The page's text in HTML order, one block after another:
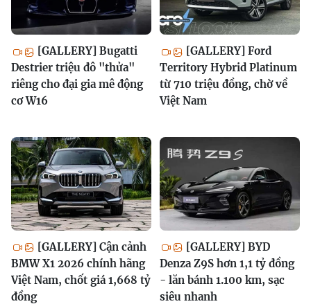
[GALLERY] Bugatti
Destrier triệu đô "thửa"
riêng cho đại gia mê động
cơ W16
[GALLERY] Ford
Territory Hybrid Platinum
từ 710 triệu đồng, chờ về
Việt Nam
[GALLERY] Cận cảnh
BMW X1 2026 chính hãng
Việt Nam, chốt giá 1,668 tỷ
đồng
[GALLERY] BYD
Denza Z9S hơn 1,1 tỷ đồng
- lăn bánh 1.100 km, sạc
siêu nhanh